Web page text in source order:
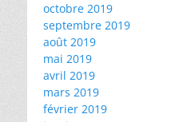
octobre 2019
septembre 2019
août 2019
mai 2019
avril 2019
mars 2019
février 2019